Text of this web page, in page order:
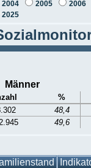
2004 2005
2006
2025
Männer
%
48,4
49,6